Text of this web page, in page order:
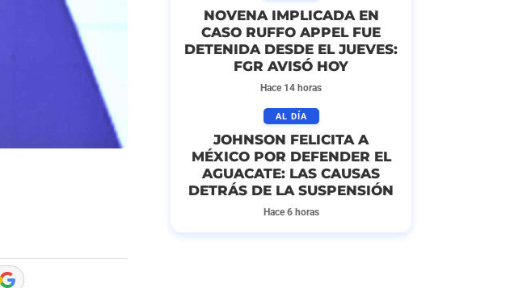
NOVENA IMPLICADA EN
CASO RUFFO APPEL FUE
DETENIDA DESDE EL JUEVES:
FGR AVISÓ HOY
Hace 14 horas
AL DÍA
JOHNSON FELICITA A
MÉXICO POR DEFENDER EL
AGUACATE: LAS CAUSAS
DETRÁS DE LA SUSPENSIÓN
Hace 6 horas